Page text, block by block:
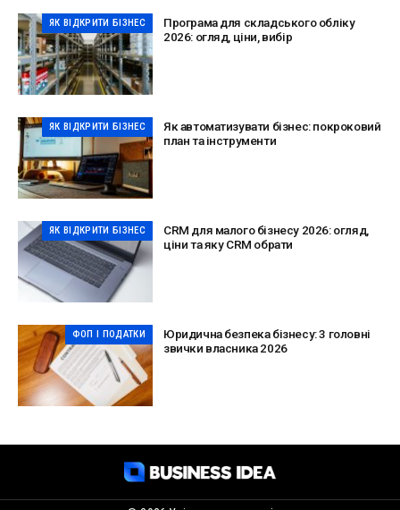
ЯК ВІДКРИТИ БІЗНЕС
Програма для складського обліку
2026: огляд, ціни, вибір
ЯК ВІДКРИТИ БІЗНЕС
Як автоматизувати бізнес: покроковий
план та інструменти
ЯК ВІДКРИТИ БІЗНЕС
CRM для малого бізнесу 2026: огляд,
ціни та яку CRM обрати
ФОП І ПОДАТКИ
Юридична безпека бізнесу: 3 головні
звички власника 2026